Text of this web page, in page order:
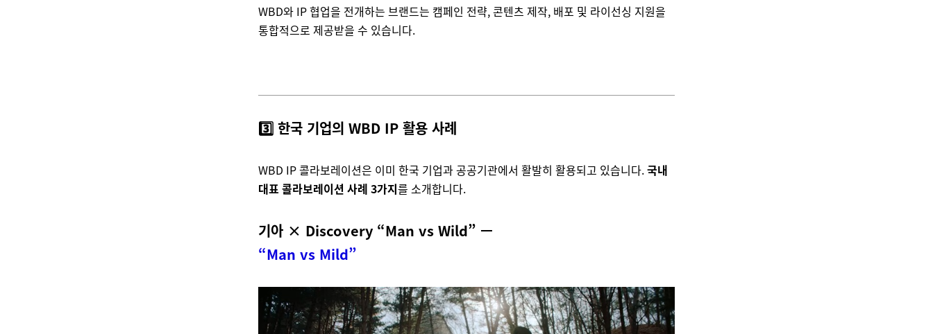
WBD와 IP 협업을 전개하는 브랜드는 캠페인 전략, 콘텐츠 제작, 배포 및 라이선싱 지원을
통합적으로 제공받을 수 있습니다.
3️⃣ 한국 기업의 WBD IP 활용 사례
WBD IP 콜라보레이션은 이미 한국 기업과 공공기관에서 활발히 활용되고 있습니다.국내
대표 콜라보레이션 사례 3가지를 소개합니다.
기아 × Discovery “Man vs Wild” —
“Man vs Mild”